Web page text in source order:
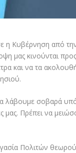
η Κυβέρνηση από
μας κινούνται
και να τα
λάβουμε σοβαρά
μας. Πρέπει να
Πολιτών